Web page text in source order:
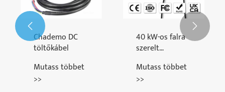
Chademo DC
töltőkábel
Mutass többet
40 kW-os falra
szerelt
EV töltőhalom
Mutass többet
 